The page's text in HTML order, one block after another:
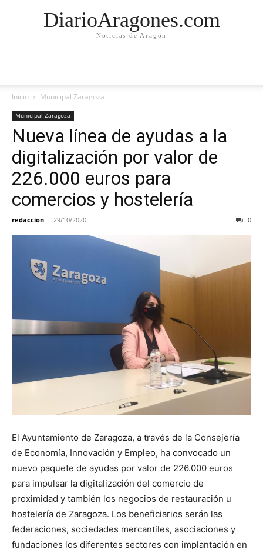
DiarioAragones.com
Noticias de Aragón
Inicio Municipal Zaragoza
Municipal Zaragoza
Nueva línea de ayudas a la
digitalización por valor de
226.000 euros para
comercios y hostelería
redaccion - 29/10/2020 0
El Ayuntamiento de Zaragoza, a través de la Consejería
de Economía, Innovación y Empleo, ha convocado un
nuevo paquete de ayudas por valor de 226.000 euros
para impulsar la digitalización del comercio de
proximidad y también los negocios de restauración u
hostelería de Zaragoza. Los beneficiarios serán las
federaciones, sociedades mercantiles, asociaciones y
fundaciones los diferentes sectores con implantación en